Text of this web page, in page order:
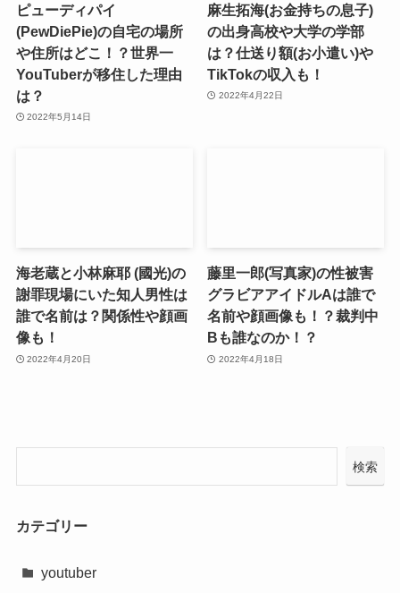
ピューディパイ
(PewDiePie)の自宅の場所
や住所はどこ！？世界一
YouTuberが移住した理由
は？
2022年5月14日
麻生拓海(お金持ちの息子)
の出身高校や大学の学部
は？仕送り額(お小遣い)や
TikTokの収入も！
2022年4月22日
海老蔵と小林麻耶 (國光)の
謝罪現場にいた知人男性は
誰で名前は？関係性や顔画
像も！
2022年4月20日
藤里一郎(写真家)の性被害
グラビアアイドルAは誰で
名前や顔画像も！？裁判中
Bも誰なのか！？
2022年4月18日
検索
カテゴリー
youtuber